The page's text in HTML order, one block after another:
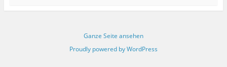
Ganze Seite ansehen
Proudly powered by WordPress